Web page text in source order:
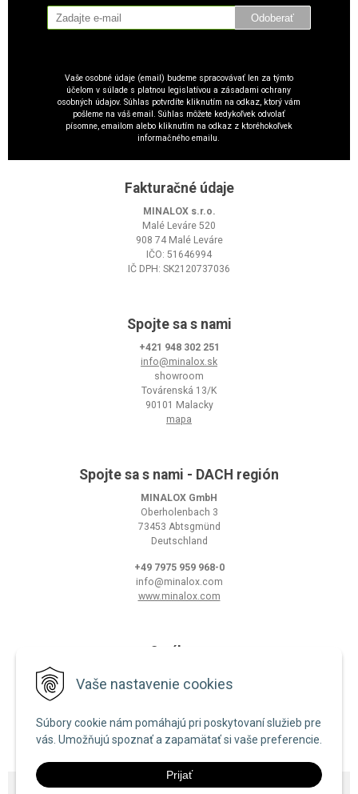
Vaše nastavenie cookies
Súbory cookie nám pomáhajú pri poskytovaní služieb pre
vás. Umožňujú spoznať a zapamätať si vaše preferencie.
Prijať
Odoberať
Vaše osobné údaje (email) budeme spracovávať len za týmto
účelom v súlade s platnou legislatívou a zásadami ochrany
osobných údajov. Súhlas potvrdíte kliknutím na odkaz, ktorý vám
pošleme na váš email. Súhlas môžete kedykoľvek odvolať
písomne, emailom alebo kliknutím na odkaz z ktoréhokoľvek
informačného emailu.
Fakturačné údaje
MINALOX s.r.o.
Malé Leváre 520
908 74 Malé Leváre
IČO: 51646994
IČ DPH: SK2120737036
Spojte sa s nami
+421 948 302 251
info@minalox.sk
showroom
Továrenská 13/K
90101 Malacky
mapa
Spojte sa s nami - DACH región
MINALOX GmbH
Oberholenbach 3
73453 Abtsgmünd
Deutschland
+49 7975 959 968-0
info@minalox.com
www.minalox.com
O nákupe
Zásady používania cookies